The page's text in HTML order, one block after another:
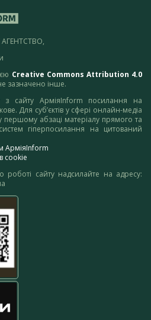
Creative Commons Attribution 4.0
зазначено інше.
з сайту АрміяInform посилання на
Для суб’єктів у сфері онлайн-медіа
абзаці матеріалу прямого та
гіперпосилання на цитований
АрміяInform
cookie
роботі сайту надсилайте на адресу: